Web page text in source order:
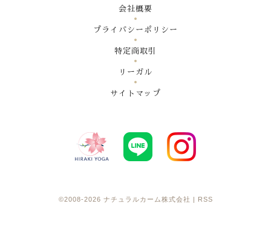
会社概要
プライバシーポリシー
特定商取引
リーガル
サイトマップ
©2008-2026 ナチュラルカーム株式会社 RSS